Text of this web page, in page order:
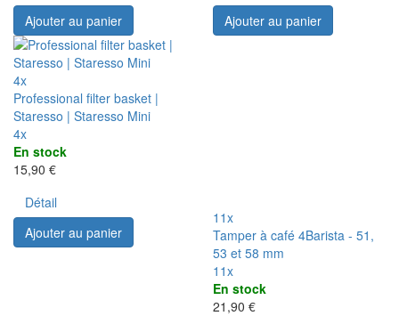
Ajouter au panier
Ajouter au panier
4x
Professional filter basket |
Staresso | Staresso Mini
4x
En stock
15,90 €
Détail
Ajouter au panier
11x
Tamper à café 4Barista - 51,
53 et 58 mm
11x
En stock
21,90 €